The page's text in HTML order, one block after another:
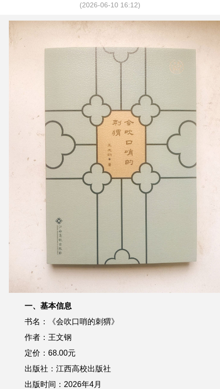
(2026-06-10 16:12)
一、基本信息
书名：《会吹口哨的刺猬》
作者：王文钢
定价：68.00元
出版社：江西高校出版社
出版时间：2026年4月